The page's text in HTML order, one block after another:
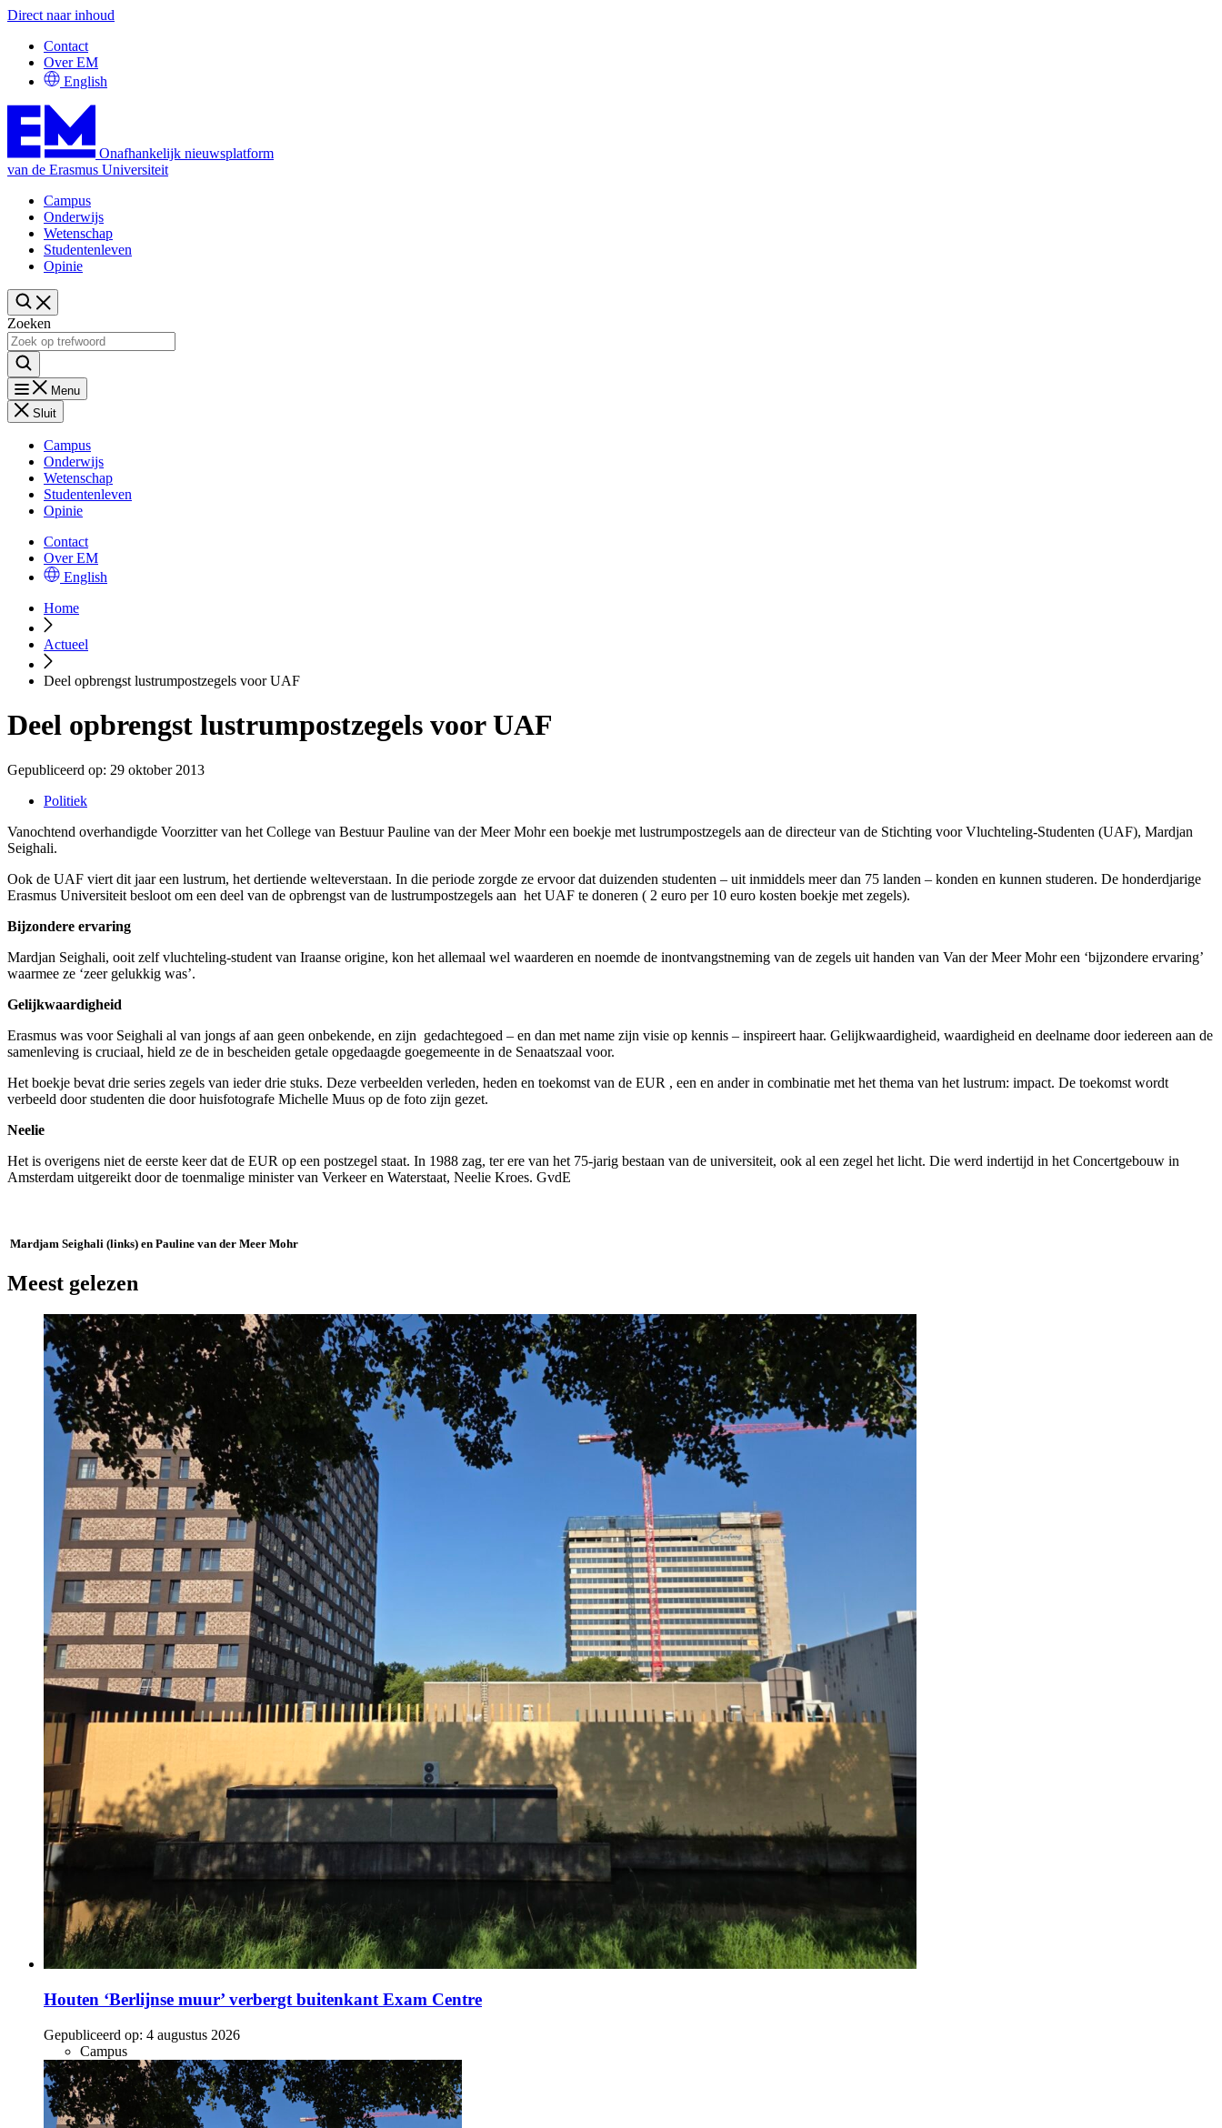
Direct naar inhoud
Contact
Over EM
English
Onafhankelijk nieuwsplatform
van de Erasmus Universiteit
Campus
Onderwijs
Wetenschap
Studentenleven
Opinie
Zoeken
Menu
Sluit
Campus
Onderwijs
Wetenschap
Studentenleven
Opinie
Contact
Over EM
English
Home
Actueel
Deel opbrengst lustrumpostzegels voor UAF
Deel opbrengst lustrumpostzegels voor UAF
Gepubliceerd op: 29 oktober 2013
Politiek
Vanochtend overhandigde Voorzitter van het College van Bestuur Pauline van der Meer Mohr een boekje met lustrumpostzegels aan de directeur van de Stichting voor Vluchteling-Studenten (UAF), Mardjan
Seighali.
Ook de UAF viert dit jaar een lustrum, het dertiende welteverstaan. In die periode zorgde ze ervoor dat duizenden studenten – uit inmiddels meer dan 75 landen – konden en kunnen studeren. De honderdjarige
Erasmus Universiteit besloot om een deel van de opbrengst van de lustrumpostzegels aan het UAF te doneren ( 2 euro per 10 euro kosten boekje met zegels).
Bijzondere ervaring
Mardjan Seighali, ooit zelf vluchteling-student van Iraanse origine, kon het allemaal wel waarderen en noemde de inontvangstneming van de zegels uit handen van Van der Meer Mohr een ‘bijzondere ervaring’
waarmee ze ‘zeer gelukkig was’.
Gelijkwaardigheid
Erasmus was voor Seighali al van jongs af aan geen onbekende, en zijn gedachtegoed – en dan met name zijn visie op kennis – inspireert haar. Gelijkwaardigheid, waardigheid en deelname door iedereen aan de
samenleving is cruciaal, hield ze de in bescheiden getale opgedaagde goegemeente in de Senaatszaal voor.
Het boekje bevat drie series zegels van ieder drie stuks. Deze verbeelden verleden, heden en toekomst van de EUR , een en ander in combinatie met het thema van het lustrum: impact. De toekomst wordt
verbeeld door studenten die door huisfotografe Michelle Muus op de foto zijn gezet.
Neelie
Het is overigens niet de eerste keer dat de EUR op een postzegel staat. In 1988 zag, ter ere van het 75-jarig bestaan van de universiteit, ook al een zegel het licht. Die werd indertijd in het Concertgebouw in
Amsterdam uitgereikt door de toenmalige minister van Verkeer en Waterstaat, Neelie Kroes. GvdE
Mardjam Seighali (links) en Pauline van der Meer Mohr
Meest gelezen
Houten ‘Berlijnse muur’ verbergt buitenkant Exam Centre
Gepubliceerd op: 4 augustus 2026
Campus